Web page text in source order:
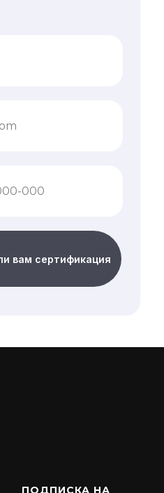
вам сертификация
ПОДПИСКА НА